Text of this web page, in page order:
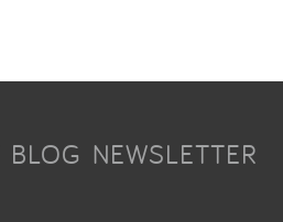
BLOG NEWSLETTER